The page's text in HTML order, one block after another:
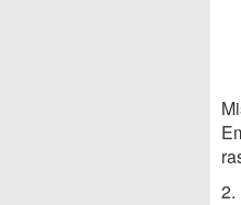
2.